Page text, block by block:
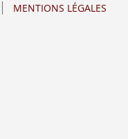
MENTIONS LÉGALES